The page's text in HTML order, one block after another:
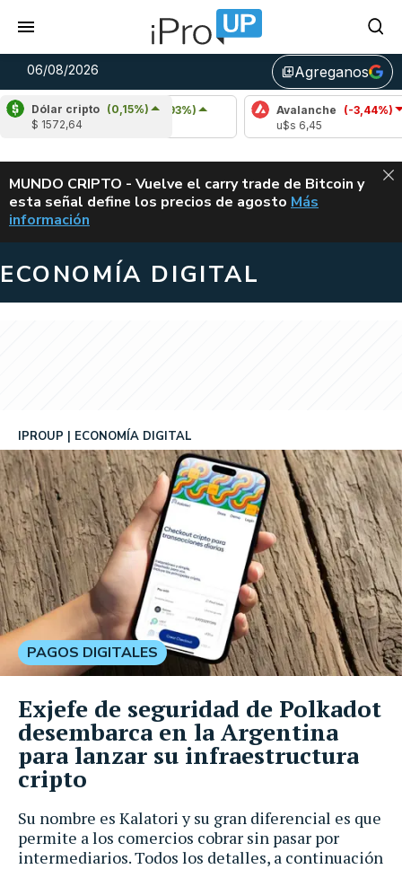
06/08/2026 library_addAgreganos
Dólar cripto (0,15%)
$ 1572,64
Cardano
(5,93%)
u$s 0,20
Avalanche
(-3,44%)
ALERTA
MUNDO CRIPTO - Vuelve el carry trade de Bitcoin y
esta señal define los precios de agosto VUELVE EL
Más
información
ECONOMÍA DIGITAL
Su nombre es Kalatori y su gran diferencial es que
permite a los comercios cobrar sin pasar por
intermediarios. Todos los detalles, a continuación
IPROUP ECONOMÍA DIGITAL
PAGOS DIGITALES
Exjefe de seguridad de Polkadot
desembarca en la Argentina
para lanzar su infraestructura
cripto